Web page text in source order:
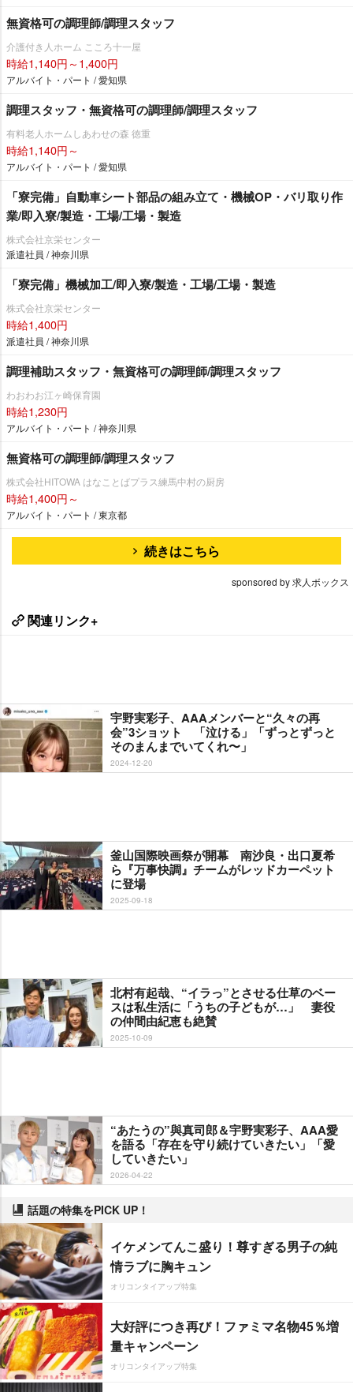
無資格可の調理師/調理スタッフ
介護付き人ホーム こころ十一屋
時給1,140円～1,400円
アルバイト・パート / 愛知県
調理スタッフ・無資格可の調理師/調理スタッフ
有料老人ホームしあわせの森 徳重
時給1,140円～
アルバイト・パート / 愛知県
「寮完備」自動車シート部品の組み立て・機械OP・バリ取り作
業/即入寮/製造・工場/工場・製造
株式会社京栄センター
派遣社員 / 神奈川県
「寮完備」機械加工/即入寮/製造・工場/工場・製造
株式会社京栄センター
時給1,400円
派遣社員 / 神奈川県
調理補助スタッフ・無資格可の調理師/調理スタッフ
わおわお江ヶ崎保育園
時給1,230円
アルバイト・パート / 神奈川県
無資格可の調理師/調理スタッフ
株式会社HITOWA はなことばプラス練馬中村の厨房
時給1,400円～
アルバイト・パート / 東京都
続きはこちら
sponsored by 求人ボックス
関連リンク+
宇野実彩子、AAAメンバーと“久々の再
会”3ショット 「泣ける」「ずっとずっと
そのまんまでいてくれ〜」
2024-12-20
釜山国際映画祭が開幕 南沙良・出口夏希
ら『万事快調』チームがレッドカーペット
に登場
2025-09-18
北村有起哉、“イラっ”とさせる仕草のベー
スは私生活に「うちの子どもが…」 妻役
の仲間由紀恵も絶賛
2025-10-09
“あたうの”與真司郎＆宇野実彩子、AAA愛
を語る「存在を守り続けていきたい」「愛
していきたい」
2026-04-22
話題の特集をPICK UP！
イケメンてんこ盛り！尊すぎる男子の純
情ラブに胸キュン
オリコンタイアップ特集
大好評につき再び！ファミマ名物45％増
量キャンペーン
オリコンタイアップ特集